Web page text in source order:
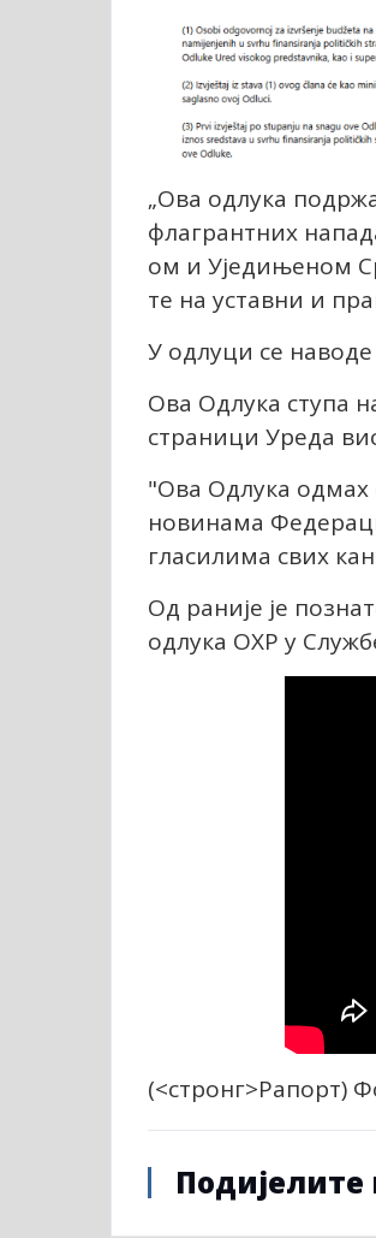
„Ова одлука
флагрантних
ом и Уједињеном
те на уставни и
У одлуци се наводе
Ова Одлука ступа
страници Уреда
"Ова Одлука одмах
новинама
гласилима свих
Од раније је
одлука ОХР у
(<стронг>Рапорт)
Подијелите